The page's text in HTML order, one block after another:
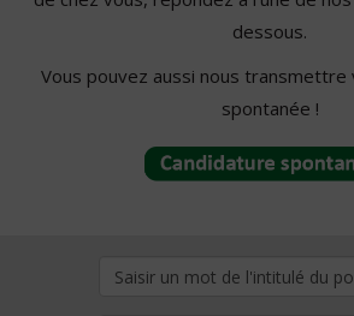
dessous.
Vous pouvez aussi nous
spontanée !